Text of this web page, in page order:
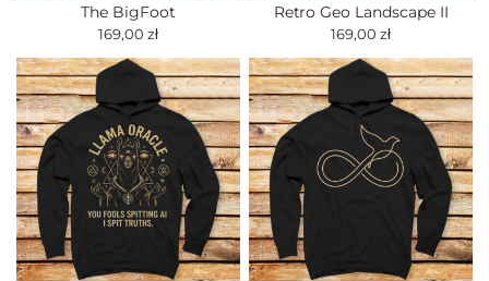
The BigFoot
169,00 zł
Retro Geo Landscape II
169,00 zł